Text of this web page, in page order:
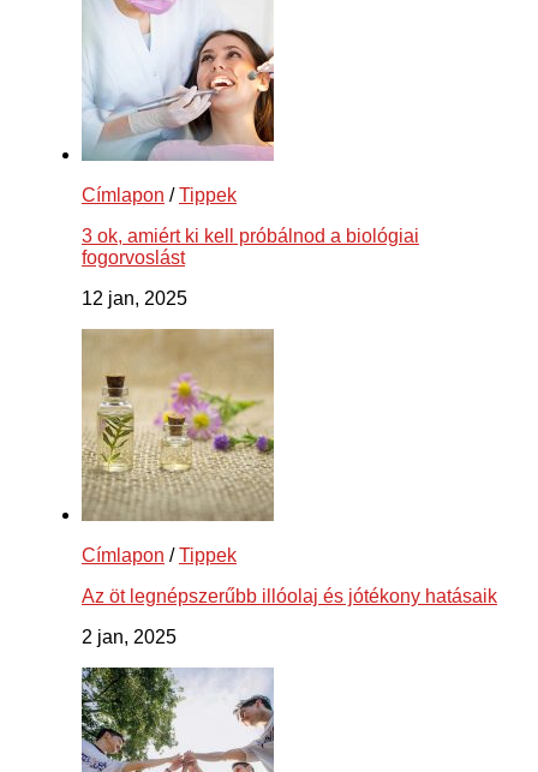
Címlapon /Tippek
3 ok, amiért ki kell próbálnod a biológiai
fogorvoslást
12 jan, 2025
Címlapon /Tippek
Az öt legnépszerűbb illóolaj és jótékony hatásaik
2 jan, 2025